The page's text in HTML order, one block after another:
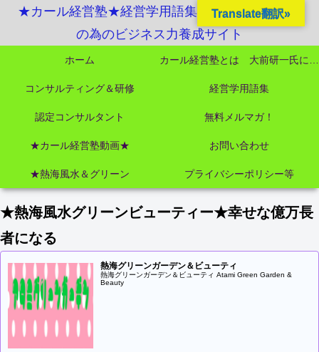
★カール経営塾★経営学用語集起業独立成功MBA
の為のビジネス力養成サイト
ホーム
コンサルティング＆研修 経営学用語集
認定コンサルタント 無料メルマガ！
★カール経営塾動画★ お問い合わせ
★熱海風水＆グリーン プライバシーポリシー等
★熱海風水グリーンビューティー★幸せな億万長
者になる
熱海グリーンガーデン＆ビューティ
熱海グリーンガーデン＆ビューティ Atami Green Garden &
Beauty
Translate翻訳»